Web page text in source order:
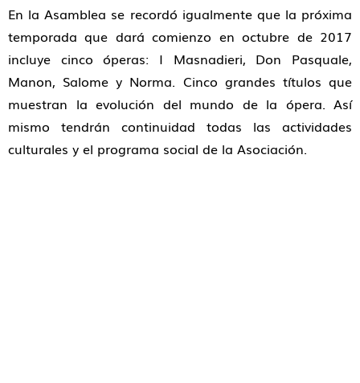
En la Asamblea se recordó igualmente que la próxima
temporada que dará comienzo en octubre de 2017
incluye cinco óperas: I Masnadieri, Don Pasquale,
Manon, Salome y Norma. Cinco grandes títulos que
muestran la evolución del mundo de la ópera. Así
mismo tendrán continuidad todas las actividades
culturales y el programa social de la Asociación.